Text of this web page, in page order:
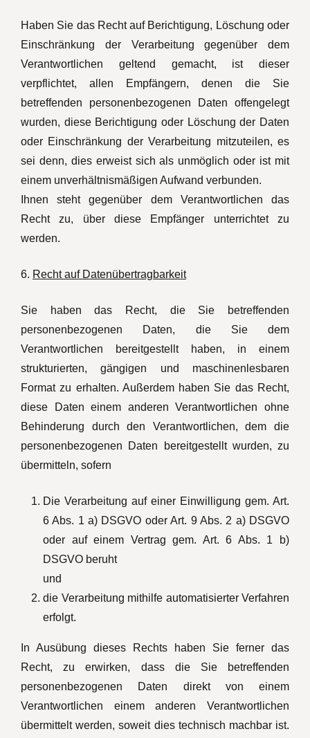
Haben Sie das Recht auf Berichtigung, Löschung oder
Einschränkung der Verarbeitung gegenüber dem
Verantwortlichen geltend gemacht, ist dieser
verpflichtet, allen Empfängern, denen die Sie
betreffenden personenbezogenen Daten offengelegt
wurden, diese Berichtigung oder Löschung der Daten
oder Einschränkung der Verarbeitung mitzuteilen, es
sei denn, dies erweist sich als unmöglich oder ist mit
einem unverhältnismäßigen Aufwand verbunden.
Ihnen steht gegenüber dem Verantwortlichen das
Recht zu, über diese Empfänger unterrichtet zu
werden.
6. Recht auf Datenübertragbarkeit
Sie haben das Recht, die Sie betreffenden
personenbezogenen Daten, die Sie dem
Verantwortlichen bereitgestellt haben, in einem
strukturierten, gängigen und maschinenlesbaren
Format zu erhalten. Außerdem haben Sie das Recht,
diese Daten einem anderen Verantwortlichen ohne
Behinderung durch den Verantwortlichen, dem die
personenbezogenen Daten bereitgestellt wurden, zu
übermitteln, sofern
Die Verarbeitung auf einer Einwilligung gem. Art.
6 Abs. 1 a) DSGVO oder Art. 9 Abs. 2 a) DSGVO
oder auf einem Vertrag gem. Art. 6 Abs. 1 b)
DSGVO beruht
und
die Verarbeitung mithilfe automatisierter Verfahren
erfolgt.
In Ausübung dieses Rechts haben Sie ferner das
Recht, zu erwirken, dass die Sie betreffenden
personenbezogenen Daten direkt von einem
Verantwortlichen einem anderen Verantwortlichen
übermittelt werden, soweit dies technisch machbar ist.